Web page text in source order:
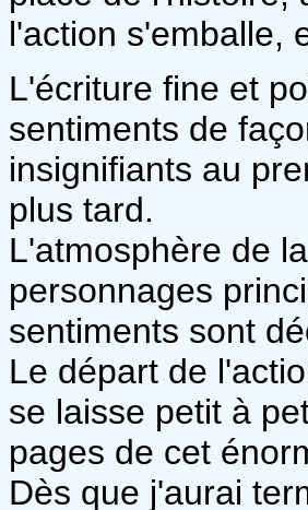
l'action s'emballe,
L'écriture fine et
sentiments de
insignifiants au
plus tard.
L'atmosphère de
personnages
sentiments sont
Le départ de
se laisse petit à
pages de cet
Dès que j'aurai